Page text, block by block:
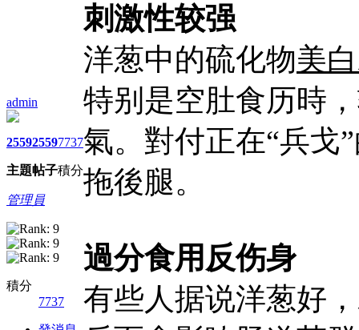
admin
2559
主題
2559
帖子
7737
積分
管理員
積分
7737
刺激性较强
洋葱中的硫化物美
特别是空肚食历時
氣。對付正在“兵戈
拖後腿。
過分食用反伤身
有些人据说洋葱好